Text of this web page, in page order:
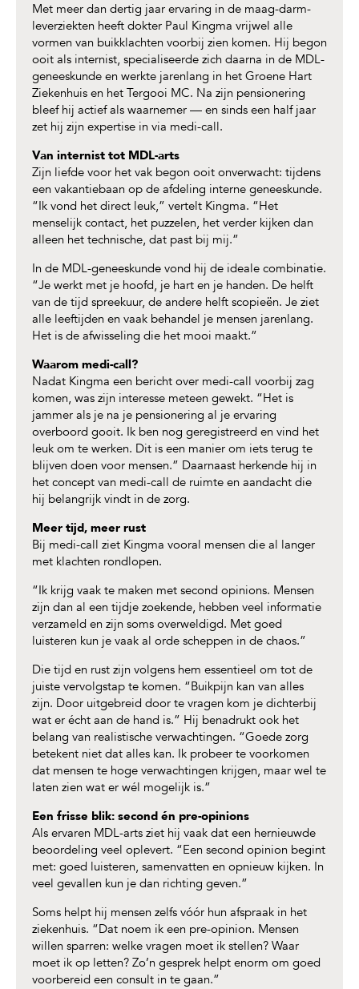
Met meer dan dertig jaar ervaring in de maag-darm-
leverziekten heeft dokter Paul Kingma vrijwel alle
vormen van buikklachten voorbij zien komen. Hij begon
ooit als internist, specialiseerde zich daarna in de MDL-
geneeskunde en werkte jarenlang in het Groene Hart
Ziekenhuis en het Tergooi MC. Na zijn pensionering
bleef hij actief als waarnemer — en sinds een half jaar
zet hij zijn expertise in via medi-call.
Van internist tot MDL-arts
Zijn liefde voor het vak begon ooit onverwacht: tijdens
een vakantiebaan op de afdeling interne geneeskunde.
“Ik vond het direct leuk,” vertelt Kingma. “Het
menselijk contact, het puzzelen, het verder kijken dan
alleen het technische, dat past bij mij.”
In de MDL-geneeskunde vond hij de ideale combinatie.
“Je werkt met je hoofd, je hart en je handen. De helft
van de tijd spreekuur, de andere helft scopieën. Je ziet
alle leeftijden en vaak behandel je mensen jarenlang.
Het is de afwisseling die het mooi maakt.”
Waarom medi-call?
Nadat Kingma een bericht over medi-call voorbij zag
komen, was zijn interesse meteen gewekt. “Het is
jammer als je na je pensionering al je ervaring
overboord gooit. Ik ben nog geregistreerd en vind het
leuk om te werken. Dit is een manier om iets terug te
blijven doen voor mensen.” Daarnaast herkende hij in
het concept van medi-call de ruimte en aandacht die
hij belangrijk vindt in de zorg.
Meer tijd, meer rust
Bij medi-call ziet Kingma vooral mensen die al langer
met klachten rondlopen.
“Ik krijg vaak te maken met second opinions. Mensen
zijn dan al een tijdje zoekende, hebben veel informatie
verzameld en zijn soms overweldigd. Met goed
luisteren kun je vaak al orde scheppen in de chaos.”
Die tijd en rust zijn volgens hem essentieel om tot de
juiste vervolgstap te komen. “Buikpijn kan van alles
zijn. Door uitgebreid door te vragen kom je dichterbij
wat er écht aan de hand is.” Hij benadrukt ook het
belang van realistische verwachtingen. “Goede zorg
betekent niet dat alles kan. Ik probeer te voorkomen
dat mensen te hoge verwachtingen krijgen, maar wel te
laten zien wat er wél mogelijk is.”
Een frisse blik: second én pre-opinions
Als ervaren MDL-arts ziet hij vaak dat een hernieuwde
beoordeling veel oplevert. “Een second opinion begint
met: goed luisteren, samenvatten en opnieuw kijken. In
veel gevallen kun je dan richting geven.”
Soms helpt hij mensen zelfs vóór hun afspraak in het
ziekenhuis. “Dat noem ik een pre-opinion. Mensen
willen sparren: welke vragen moet ik stellen? Waar
moet ik op letten? Zo’n gesprek helpt enorm om goed
voorbereid een consult in te gaan.”